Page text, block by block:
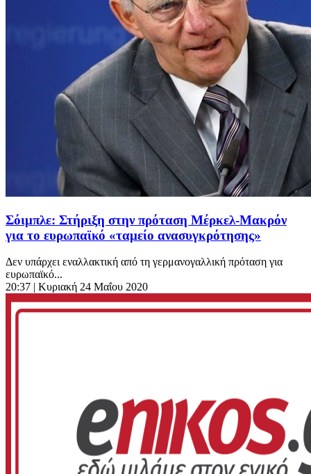
Σόιμπλε: Στήριξη στην πρόταση Μέρκελ-Μακρόν
για το ευρωπαϊκό «ταμείο ανασυγκρότησης»
Δεν υπάρχει εναλλακτική από τη γερμανογαλλική πρόταση για
ευρωπαϊκό...
20:37 | Κυριακή 24 Μαΐου 2020